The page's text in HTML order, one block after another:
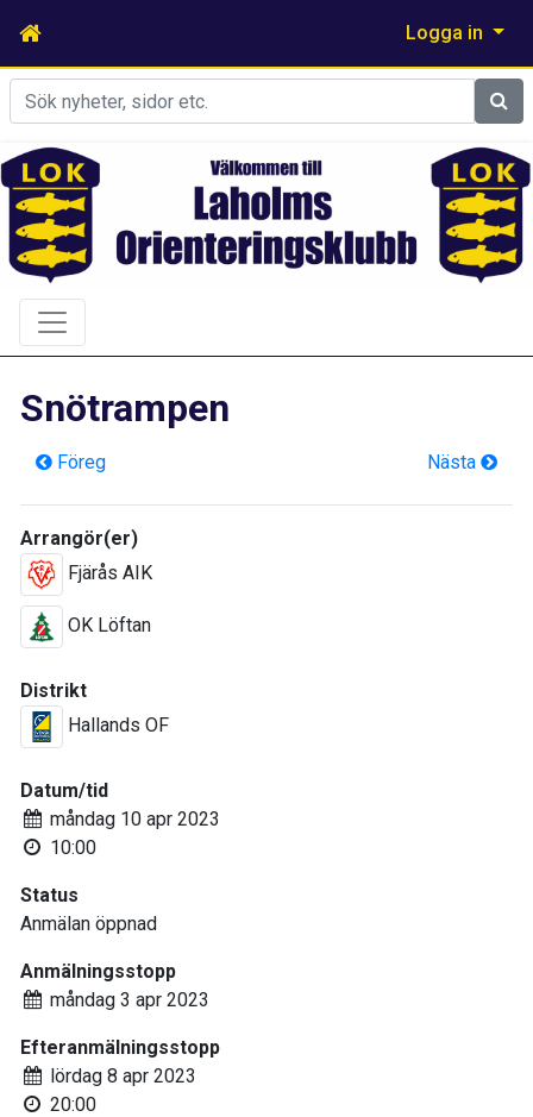
Logga in
Sök
Snötrampen
Föreg Nästa
Arrangör(er)
Fjärås AIK
OK Löftan
Distrikt
Hallands OF
Datum/tid
måndag 10 apr 2023
10:00
Status
Anmälan öppnad
Anmälningsstopp
måndag 3 apr 2023
Efteranmälningsstopp
lördag 8 apr 2023
20:00